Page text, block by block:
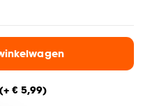
€ 5,99)